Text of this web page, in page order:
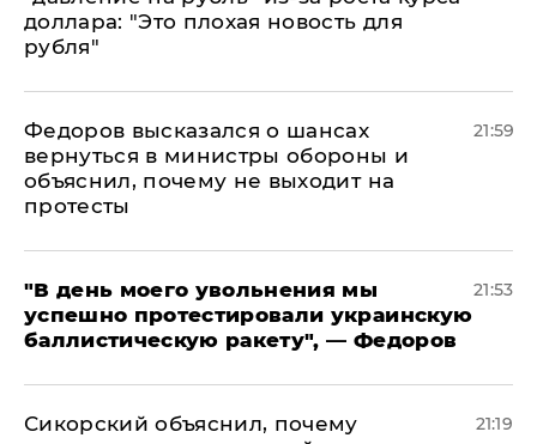
доллара: "Это плохая новость для
рубля"
Федоров высказался о шансах
вернуться в министры обороны и
объяснил, почему не выходит на
протесты
21:59
​"В день моего увольнения мы
успешно протестировали украинскую
баллистическую ракету", — Федоров
21:53
Сикорский объяснил, почему
21:19